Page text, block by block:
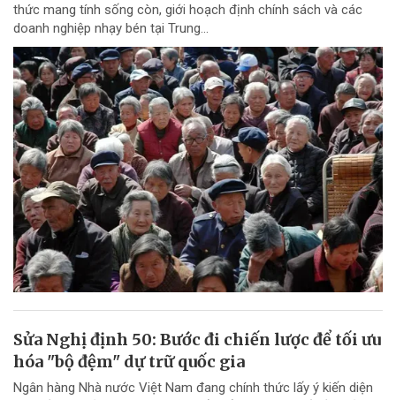
thức mang tính sống còn, giới hoạch định chính sách và các
doanh nghiệp nhạy bén tại Trung...
Sửa Nghị định 50: Bước đi chiến lược để tối ưu
hóa "bộ đệm" dự trữ quốc gia
Ngân hàng Nhà nước Việt Nam đang chính thức lấy ý kiến diện